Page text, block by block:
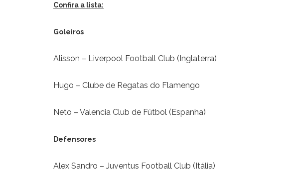
Confira a lista:
Goleiros
Alisson – Liverpool Football Club (Inglaterra)
Hugo – Clube de Regatas do Flamengo
Neto – Valencia Club de Fútbol (Espanha)
Defensores
Alex Sandro – Juventus Football Club (Itália)